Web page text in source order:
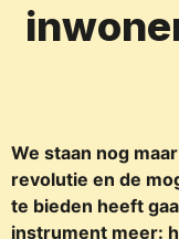
We staan nog
revolutie en de
te bieden heeft
instrument meer: